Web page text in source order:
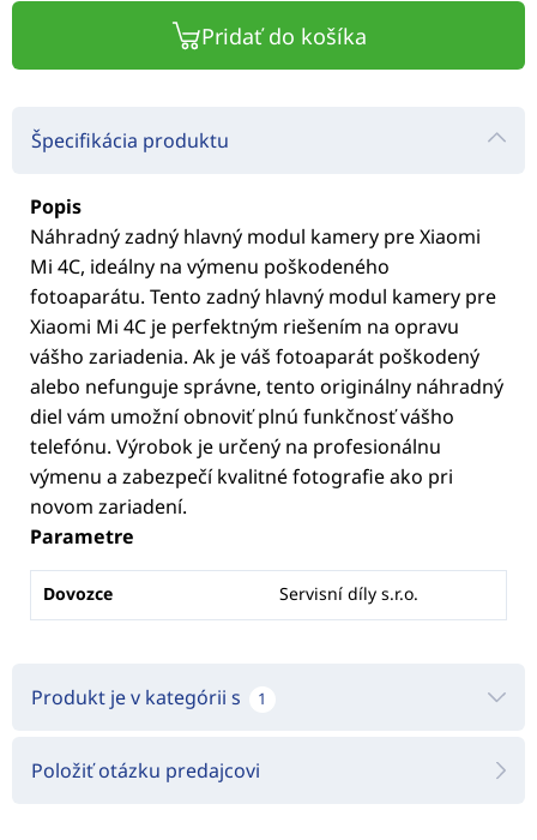
Pridať do košíka
Špecifikácia produktu
Popis
Náhradný zadný hlavný modul kamery pre Xiaomi
Mi 4C, ideálny na výmenu poškodeného
fotoaparátu. Tento zadný hlavný modul kamery pre
Xiaomi Mi 4C je perfektným riešením na opravu
vášho zariadenia. Ak je váš fotoaparát poškodený
alebo nefunguje správne, tento originálny náhradný
diel vám umožní obnoviť plnú funkčnosť vášho
telefónu. Výrobok je určený na profesionálnu
výmenu a zabezpečí kvalitné fotografie ako pri
novom zariadení.
Parametre
Dovozce Servisní díly s.r.o.
Produkt je v kategórii s 1
Položiť otázku predajcovi